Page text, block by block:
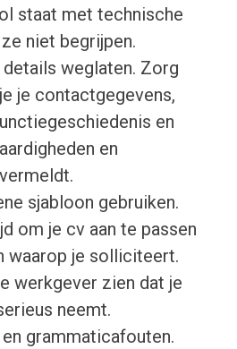
staat met technische
niet begrijpen.
details weglaten. Zorg
je contactgegevens,
en
en
sjabloon gebruiken.
om je cv aan te passen
waarop je solliciteert.
werkgever zien dat je
neemt.
grammaticafouten.